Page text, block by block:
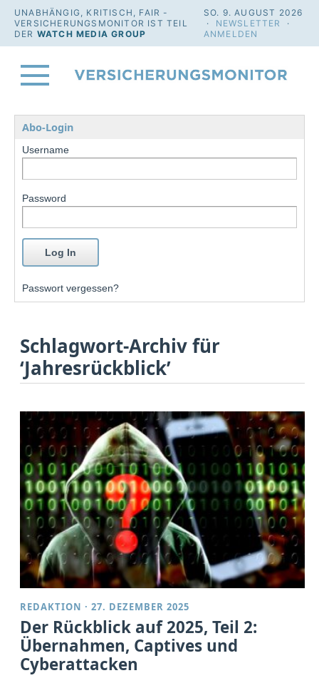
UNABHÄNGIG, KRITISCH, FAIR -
VERSICHERUNGSMONITOR IST TEIL
DER WATCH MEDIA GROUP
SO. 9. AUGUST 2026
· NEWSLETTER
·
ANMELDEN
Abo-Login
Username
Password
Passwort vergessen?
Schlagwort-Archiv für
‘Jahresrückblick’
REDAKTION ·27. DEZEMBER 2025
Der Rückblick auf 2025, Teil 2:
Übernahmen, Captives und
Cyberattacken